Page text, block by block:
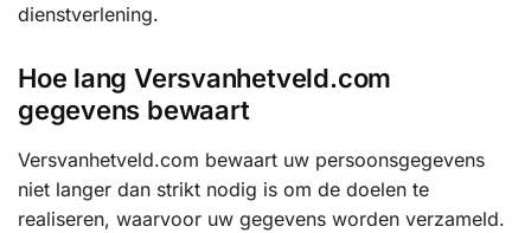
dienstverlening.
Hoe lang Versvanhetveld.com
gegevens bewaart
Versvanhetveld.com bewaart uw persoonsgegevens
niet langer dan strikt nodig is om de doelen te
realiseren, waarvoor uw gegevens worden verzameld.